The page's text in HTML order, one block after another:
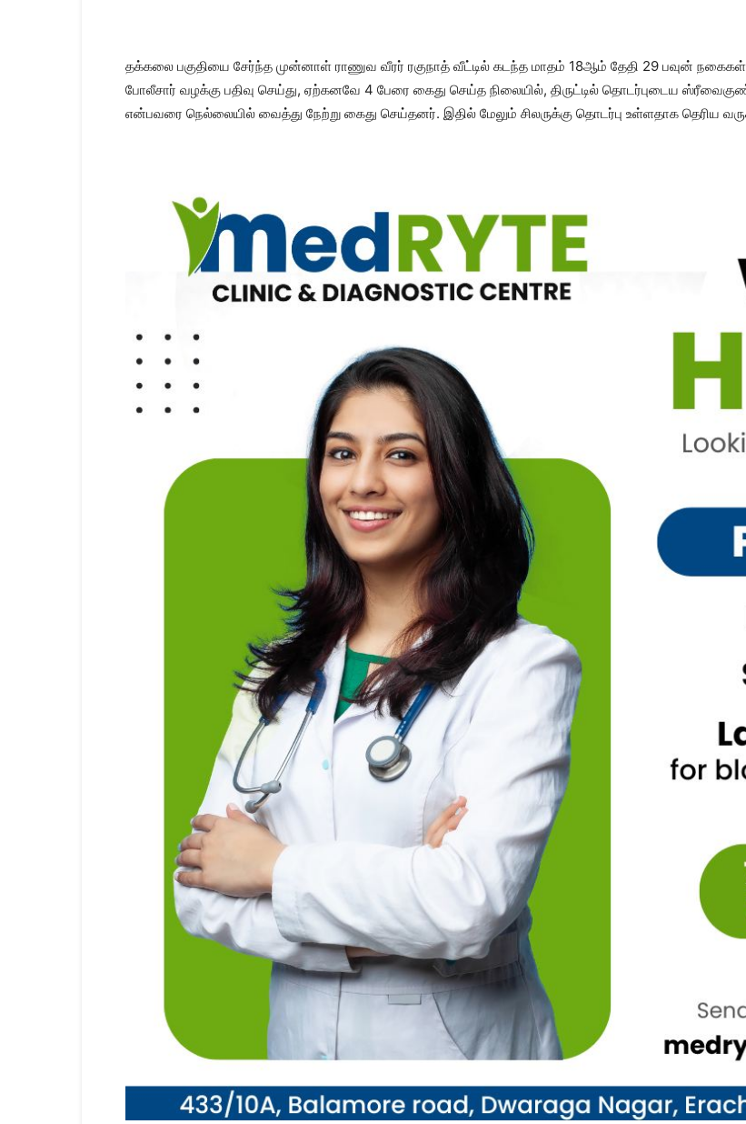
Kumari
News
|
தக்கலை பகுதியை சேர்ந்த முன்னாள் ராணுவ வீரர் ரகுநாத் வீட்டில் கடந்த மாதம் 18ஆம் தேதி 29 பவுன்
போலீசார் வழக்கு பதிவு செய்து, ஏற்கனவே 4 பேரை கைது செய்த நிலையில், திருட்டில் தொடர்புடைய
என்பவரை நெல்லையில் வைத்து நேற்று கைது செய்தனர். இதில் மேலும் சிலருக்கு தொடர்பு உள்ளதாக தெரிய